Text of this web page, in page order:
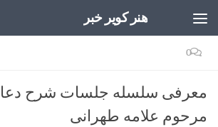
هنر کویر خبر
0
معرفی سلسله جلسات شرح
مرحوم علامه طهرانی